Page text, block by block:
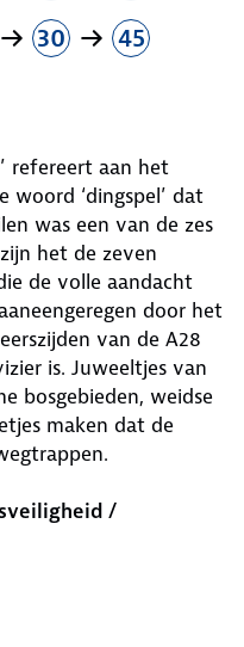
30
45
refereert aan het
woord ‘dingspel’ dat
was een van de zes
het de zeven
de volle aandacht
door het
van de A28
is. Juweeltjes van
bosgebieden, weidse
maken dat de
/